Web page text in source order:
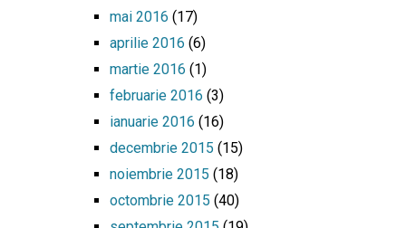
mai 2016 (17)
aprilie 2016 (6)
martie 2016 (1)
februarie 2016 (3)
ianuarie 2016 (16)
decembrie 2015 (15)
noiembrie 2015 (18)
octombrie 2015 (40)